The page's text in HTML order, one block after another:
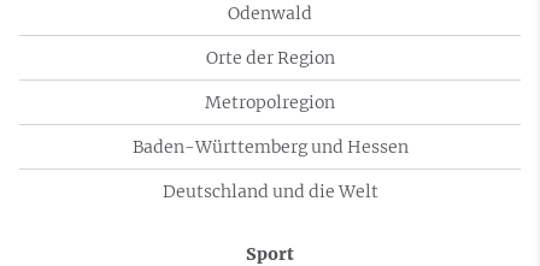
Odenwald
Orte der Region
Metropolregion
Baden-Württemberg und Hessen
Deutschland und die Welt
Sport